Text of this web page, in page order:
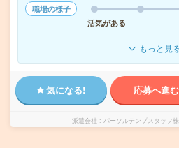
職場の様子
活気がある
もっと見
気になる! 応募へ進む
派遣会社 パーソルテンプスタッフ